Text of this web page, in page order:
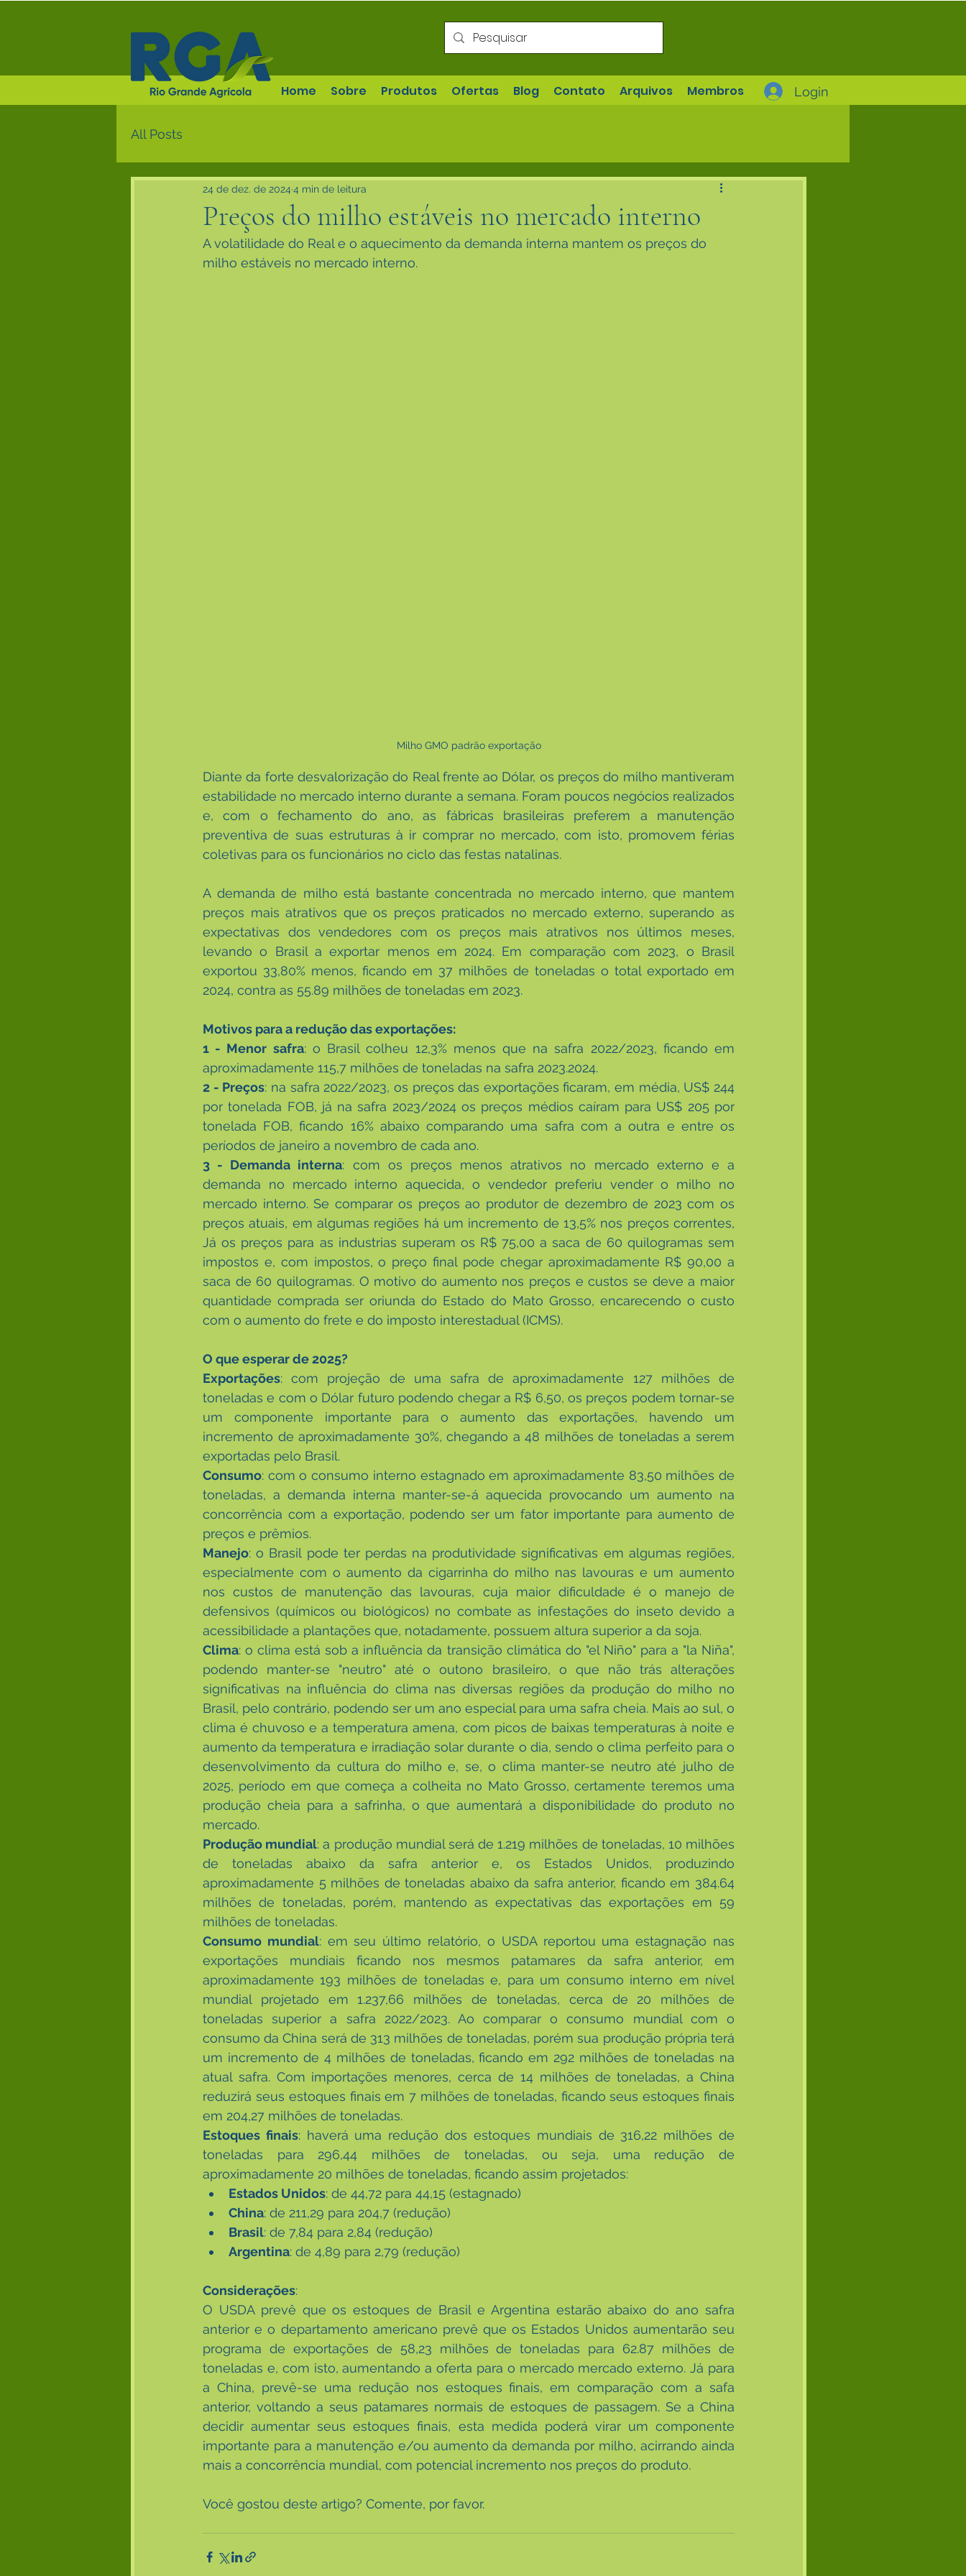
Login
Home Sobre Produtos Ofertas Blog Contato Arquivos Membros
All Posts
Preços do milho estáveis no mercado interno
24 de dez. de 2024 4 min de leitura
A volatilidade do Real e o aquecimento da demanda interna mantem os preços do
milho estáveis no mercado interno.
Milho GMO padrão exportação
Diante da forte desvalorização do Real frente ao Dólar, os preços do milho mantiveram
estabilidade no mercado interno durante a semana. Foram poucos negócios realizados
e, com o fechamento do ano, as fábricas brasileiras preferem a manutenção
preventiva de suas estruturas à ir comprar no mercado, com isto, promovem férias
coletivas para os funcionários no ciclo das festas natalinas.
A demanda de milho está bastante concentrada no mercado interno, que mantem
preços mais atrativos que os preços praticados no mercado externo, superando as
expectativas dos vendedores com os preços mais atrativos nos últimos meses,
levando o Brasil a exportar menos em 2024. Em comparação com 2023, o Brasil
exportou 33,80% menos, ficando em 37 milhões de toneladas o total exportado em
2024, contra as 55.89 milhões de toneladas em 2023.
Motivos para a redução das exportações:
1 - Menor safra: o Brasil colheu 12,3% menos que na safra 2022/2023, ficando em
aproximadamente 115,7 milhões de toneladas na safra 2023.2024.
2 - Preços: na safra 2022/2023, os preços das exportações ficaram, em média, US$ 244
por tonelada FOB, já na safra 2023/2024 os preços médios caíram para US$ 205 por
tonelada FOB, ficando 16% abaixo comparando uma safra com a outra e entre os
períodos de janeiro a novembro de cada ano.
3 - Demanda interna: com os preços menos atrativos no mercado externo e a
demanda no mercado interno aquecida, o vendedor preferiu vender o milho no
mercado interno. Se comparar os preços ao produtor de dezembro de 2023 com os
preços atuais, em algumas regiões há um incremento de 13,5% nos preços correntes,
Já os preços para as industrias superam os R$ 75,00 a saca de 60 quilogramas sem
impostos e, com impostos, o preço final pode chegar aproximadamente R$ 90,00 a
saca de 60 quilogramas. O motivo do aumento nos preços e custos se deve a maior
quantidade comprada ser oriunda do Estado do Mato Grosso, encarecendo o custo
com o aumento do frete e do imposto interestadual (ICMS).
O que esperar de 2025?
Exportações: com projeção de uma safra de aproximadamente 127 milhões de
toneladas e com o Dólar futuro podendo chegar a R$ 6,50, os preços podem tornar-se
um componente importante para o aumento das exportações, havendo um
incremento de aproximadamente 30%, chegando a 48 milhões de toneladas a serem
exportadas pelo Brasil.
Consumo: com o consumo interno estagnado em aproximadamente 83,50 milhões de
toneladas, a demanda interna manter-se-á aquecida provocando um aumento na
concorrência com a exportação, podendo ser um fator importante para aumento de
preços e prêmios.
Manejo: o Brasil pode ter perdas na produtividade significativas em algumas regiões,
especialmente com o aumento da cigarrinha do milho nas lavouras e um aumento
nos custos de manutenção das lavouras, cuja maior dificuldade é o manejo de
defensivos (químicos ou biológicos) no combate as infestações do inseto devido a
acessibilidade a plantações que, notadamente, possuem altura superior a da soja.
Clima: o clima está sob a influência da transição climática do "el Niño" para a "la Niña",
podendo manter-se "neutro" até o outono brasileiro, o que não trás alterações
significativas na influência do clima nas diversas regiões da produção do milho no
Brasil, pelo contrário, podendo ser um ano especial para uma safra cheia. Mais ao sul, o
clima é chuvoso e a temperatura amena, com picos de baixas temperaturas à noite e
aumento da temperatura e irradiação solar durante o dia, sendo o clima perfeito para o
desenvolvimento da cultura do milho e, se, o clima manter-se neutro até julho de
2025, período em que começa a colheita no Mato Grosso, certamente teremos uma
produção cheia para a safrinha, o que aumentará a disponibilidade do produto no
mercado.
Produção mundial: a produção mundial será de 1.219 milhões de toneladas, 10 milhões
de toneladas abaixo da safra anterior e, os Estados Unidos, produzindo
aproximadamente 5 milhões de toneladas abaixo da safra anterior, ficando em 384.64
milhões de toneladas, porém, mantendo as expectativas das exportações em 59
milhões de toneladas.
Consumo mundial: em seu último relatório, o USDA reportou uma estagnação nas
exportações mundiais ficando nos mesmos patamares da safra anterior, em
aproximadamente 193 milhões de toneladas e, para um consumo interno em nível
mundial projetado em 1.237,66 milhões de toneladas, cerca de 20 milhões de
toneladas superior a safra 2022/2023. Ao comparar o consumo mundial com o
consumo da China será de 313 milhões de toneladas, porém sua produção própria terá
um incremento de 4 milhões de toneladas, ficando em 292 milhões de toneladas na
atual safra. Com importações menores, cerca de 14 milhões de toneladas, a China
reduzirá seus estoques finais em 7 milhões de toneladas, ficando seus estoques finais
em 204,27 milhões de toneladas.
Estoques finais: haverá uma redução dos estoques mundiais de 316,22 milhões de
toneladas para 296,44 milhões de toneladas, ou seja, uma redução de
aproximadamente 20 milhões de toneladas, ficando assim projetados:
Estados Unidos: de 44,72 para 44,15 (estagnado)
China: de 211,29 para 204,7 (redução)
Brasil: de 7,84 para 2,84 (redução)
Argentina: de 4,89 para 2,79 (redução)
Considerações:
O USDA prevê que os estoques de Brasil e Argentina estarão abaixo do ano safra
anterior e o departamento americano prevê que os Estados Unidos aumentarão seu
programa de exportações de 58,23 milhões de toneladas para 62.87 milhões de
toneladas e, com isto, aumentando a oferta para o mercado mercado externo. Já para
a China, prevê-se uma redução nos estoques finais, em comparação com a safa
anterior, voltando a seus patamares normais de estoques de passagem. Se a China
decidir aumentar seus estoques finais, esta medida poderá virar um componente
importante para a manutenção e/ou aumento da demanda por milho, acirrando ainda
mais a concorrência mundial, com potencial incremento nos preços do produto.
Você gostou deste artigo? Comente, por favor.